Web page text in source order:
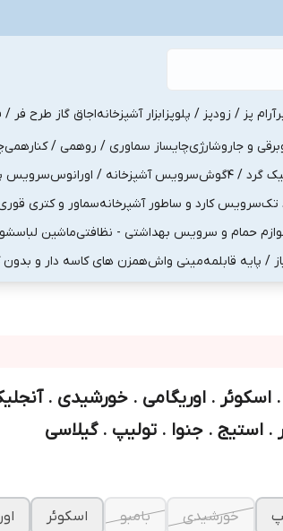
آرام پز / زودپز / پلوپزابزار آشپزخانهاجاق گاز طرح فر /
و جاروشارژیچایساز سماوری / روهمی / کنارهمی
/ 4گوش سرویس آشپزخانه / اورانوسسرویس
تکسرویس کارد و ساطور آشپرخانهسماور و کتری
حمام و سرویس بهداشتی - نظافتیماشین
/ پایه قابلمهمینی واشهمزن های کاسه دار و بدون
اسکوئر . اوریگامی . خورشیدی .
. استیج . جنوا . تولیپ . گیلاسی
خورشیدی بامبو اسکوئر